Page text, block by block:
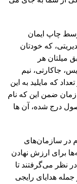
چاپ ایمان
که خودتان
میلتان هر
جاکارتی، نیم
که مایلید به این
ضمن این که نام
درج شده، آن ها
در سازمان‌های
برای ارزش نهادن
نظر می‌گرفتند تا
هدایای رایجی